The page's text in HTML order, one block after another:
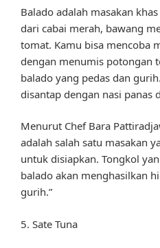
Balado adalah masakan
dari cabai merah, bawang
tomat. Kamu bisa mencoba
dengan menumis potongan
balado yang pedas dan
disantap dengan nasi panas
Menurut Chef Bara
adalah salah satu masakan
untuk disiapkan. Tongkol
balado akan menghasilkan
gurih.”
5. Sate Tuna